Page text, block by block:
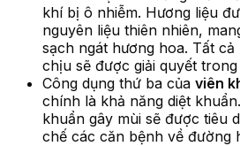
khí bị ô nhiễm. Hương liệu
nguyên liệu thiên nhiên,
sạch ngát hương hoa. Tất
chịu sẽ được giải quyết
Công dụng thứ ba của viên
chính là khả năng diệt
khuẩn gây mùi sẽ được tiêu
chế các căn bệnh về đường